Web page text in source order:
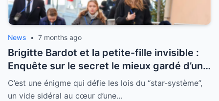
News • 7 months ago
Brigitte Bardot et la petite-fille invisible :
Enquête sur le secret le mieux gardé d’une
famille qui a choisi l’effacement
C’est une énigme qui défie les lois du “star-système”,
un vide sidéral au cœur d’une…